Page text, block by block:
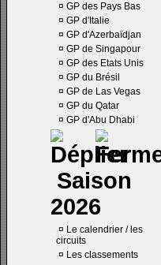
¤ GP des Pays Bas
¤ GP d'Italie
¤ GP d'Azerbaïdjan
¤ GP de Singapour
¤ GP des Etats Unis
¤ GP du Brésil
¤ GP de Las Vegas
¤ GP du Qatar
¤ GP d'Abu Dhabi
Saison
2026
¤ Le calendrier / les
circuits
¤ Les classements